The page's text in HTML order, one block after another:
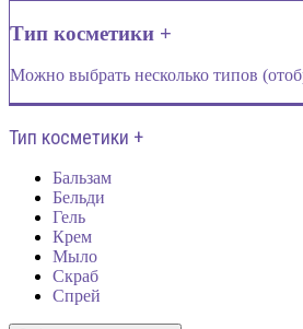
Тип косметики +
Можно выбрать несколько типов
Тип косметики +
Бальзам
Бельди
Гель
Крем
Мыло
Скраб
Спрей